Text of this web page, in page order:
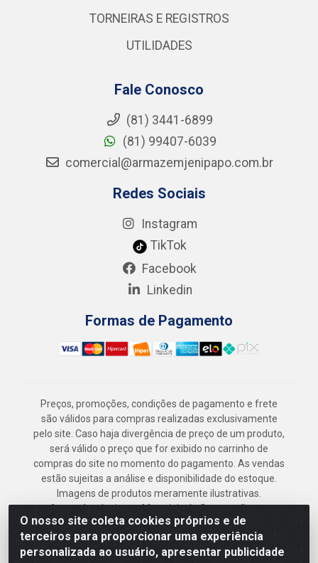
O nosso site coleta cookies próprios e de
terceiros para proporcionar uma experiência
personalizada ao usuário, apresentar publicidade
TORNEIRAS E REGISTROS
UTILIDADES
Fale Conosco
(81) 3441-6899
(81) 99407-6039
comercial@armazemjenipapo.com.br
Redes Sociais
Instagram
TikTok
Facebook
Linkedin
Formas de Pagamento
Preços, promoções, condições de pagamento e frete
são válidos para compras realizadas exclusivamente
pelo site. Caso haja divergência de preço de um produto,
será válido o preço que for exibido no carrinho de
compras do site no momento do pagamento. As vendas
estão sujeitas a análise e disponibilidade do estoque.
Imagens de produtos meramente ilustrativas.
Armazém Jenipapo Materiais de Construção em
Geral LTDA - Rua das Flores, 2691 - Guabiraba,
Recife/PE - CEP 52.291-630 - CNPJ
41.097.379/0001-